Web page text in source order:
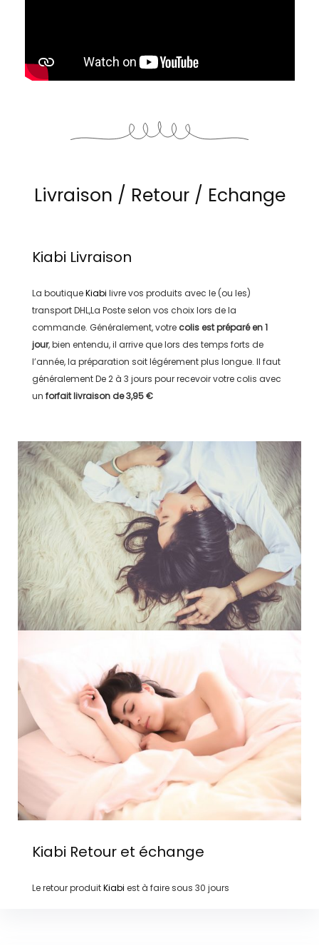
Livraison / Retour / Echange
Kiabi Livraison
La boutiqueKiabi livre vos produits avec le (ou les)
transportDHL,La Posteselon vos choix lors de la
commande. Généralement, votre colis est préparé en1
jour, bien entendu, il arrive que lors des temps forts de
l’année, la préparation soit légérement plus longue. Il faut
généralementDe 2 à 3 jours pour recevoir votre colis avec
un forfait livraison de3,95 €
Kiabi Retour et échange
Le retour produitKiabi est à faire sous 30 jours